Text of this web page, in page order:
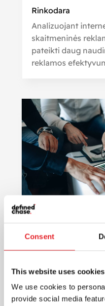
Consent
This website uses cookies
We use cookies to
provide social media
Rinkodara
Analizuojant
skaitmeninės
pateikti daug
reklamos
Skaitmeninė
vartotojus ir
santykius
veiksmingų būdų
produkciją, kuri